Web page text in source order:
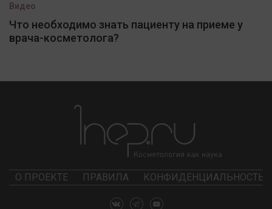
Видео
Что необходимо знать пациенту на приеме у
врача-косметолога?
О ПРОЕКТЕ ПРАВИЛА КОНФИДЕНЦИАЛЬНОСТЬ